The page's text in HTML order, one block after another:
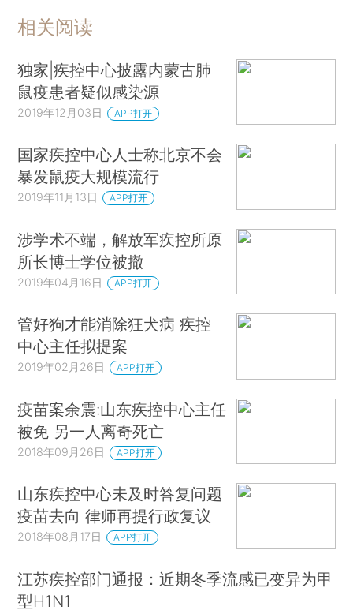
相关阅读
独家|疾控中心披露内蒙古肺
鼠疫患者疑似感染源
2019年12月03日 APP打开
国家疾控中心人士称北京不会
暴发鼠疫大规模流行
2019年11月13日 APP打开
涉学术不端，解放军疾控所原
所长博士学位被撤
2019年04月16日 APP打开
管好狗才能消除狂犬病 疾控
中心主任拟提案
2019年02月26日 APP打开
疫苗案余震:山东疾控中心主任
被免 另一人离奇死亡
2018年09月26日 APP打开
山东疾控中心未及时答复问题
疫苗去向 律师再提行政复议
2018年08月17日 APP打开
江苏疾控部门通报：近期冬季流感已变异为甲
型H1N1